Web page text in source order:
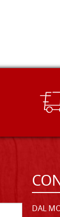
DAL